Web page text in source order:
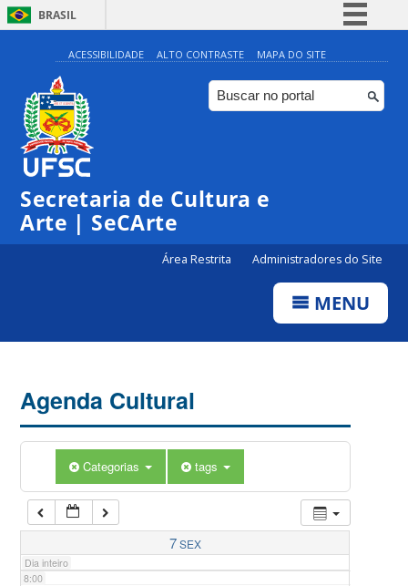
BRASIL
Simplifique!
Comunica BR
Participe
ACESSIBILIDADE ALTO CONTRASTE MAPA DO SITE
Secretaria de Cultura e
Arte | SeCArte
Área Restrita Administradores do Site
MENU
Agenda Cultural
Categorias tags
7SEX
Dia inteiro
0:00
1:00
5:00
7:00
8:00